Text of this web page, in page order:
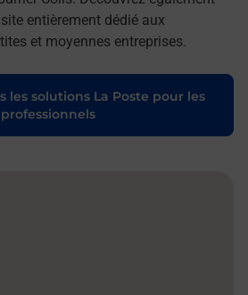
entièrement dédié aux
et moyennes entreprises.
les solutions La Poste pour les
professionnels